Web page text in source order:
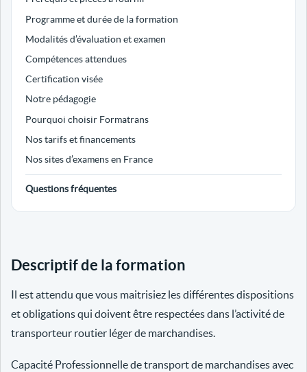
Programme et durée de la formation
Modalités d’évaluation et examen
Compétences attendues
Certification visée
Notre pédagogie
Pourquoi choisir Formatrans
Nos tarifs et financements
Nos sites d’examens en France
Questions fréquentes
Descriptif de la formation
Il est attendu que vous maitrisiez les différentes dispositions
et obligations qui doivent être respectées dans l’activité de
transporteur routier léger de marchandises.
Capacité Professionnelle de transport de marchandises avec